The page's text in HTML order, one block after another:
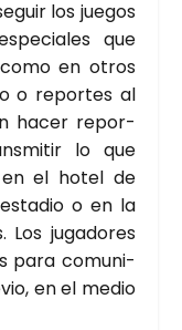
los jue­gos
que
en otros
o repor­tes al
hacer repor­
lo que
en el hotel de
o en la
Los juga­do­res
para comu­ni­
en el medio